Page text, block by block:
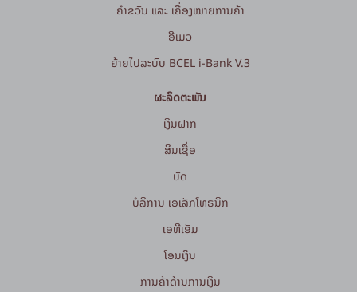
ຄຳຂວັນ ແລະ ເຄື່ອງໝາຍການຄ້າ
ອີເມວ
ຍ້າຍໄປລະບົບ BCEL i-Bank V.3
ຜະລິດຕະພັນ
ເງິນຝາກ
ສິນເຊື່ອ
ບັດ
ບໍລິການ ເອເລັກໂທຣນິກ
ເອທີເອັມ
ໂອນເງິນ
ການຄ້າດ້ານການເງິນ